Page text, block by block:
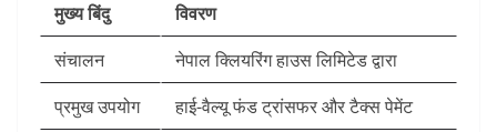
मुख्य बिंदु
विवरण
संचालन
नेपाल क्लियरिंग हाउस लिमिटेड द्वारा
प्रमुख उपयोग
हाई-वैल्यू फंड ट्रांसफर और टैक्स पेमेंट